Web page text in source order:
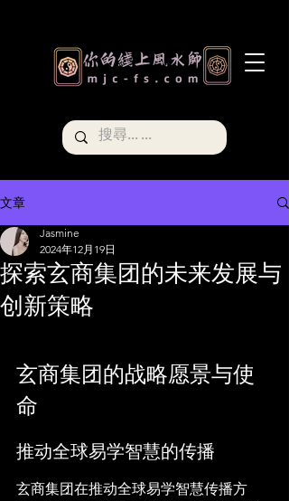
文章
探索玄商集团的未来发展与
创新策略
Jasmine
2024年12月19日
玄商集团的战略愿景与使
命
推动全球易学智慧的传播
玄商集团在推动全球易学智慧传播方